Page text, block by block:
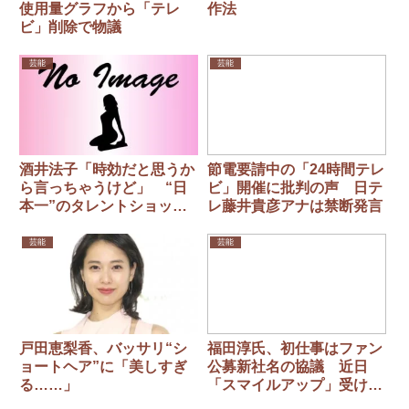
使用量グラフから「テレ
ビ」削除で物議
作法
芸能
酒井法子「時効だと思うか
ら言っちゃうけど」 “日
本一”のタレントショップ
芸能
節電要請中の「24時間テレ
ビ」開催に批判の声 日テ
レ藤井貴彦アナは禁断発言
芸能
戸田恵梨香、バッサリ“シ
ョートヘア”に「美しすぎ
る……」
芸能
福田淳氏、初仕事はファン
公募新社名の協議 近日
「スマイルアップ」受け皿